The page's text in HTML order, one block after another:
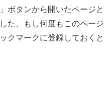
ボタンから開いたページと
た、もし何度もこのページ
クマークに登録しておくと